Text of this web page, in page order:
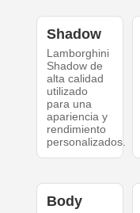
Shadow
Lamborghini
Shadow de
alta calidad
utilizado
para una
apariencia y
rendimiento
personalizados.
Body